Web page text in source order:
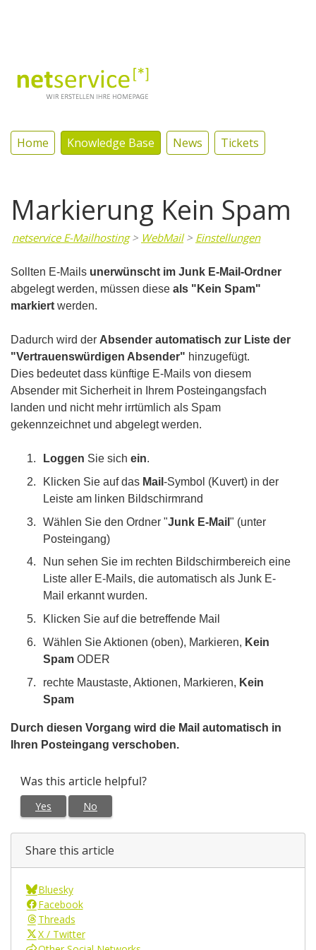
Home Knowledge Base News Tickets
Markierung Kein Spam
netservice E-Mailhosting> WebMail> Einstellungen
Sollten E-Mails unerwünscht im Junk E-Mail-Ordner
abgelegt werden, müssen diese als "Kein Spam"
markiert werden.
Dadurch wird der Absender automatisch zur Liste der
"Vertrauenswürdigen Absender" hinzugefügt.
Dies bedeutet dass künftige E-Mails von diesem
Absender mit Sicherheit in Ihrem Posteingangsfach
landen und nicht mehr irrtümlich als Spam
gekennzeichnet und abgelegt werden.
Loggen Sie sichein.
Klicken Sie auf das Mail-Symbol (Kuvert) in der
Leiste am linken Bildschirmrand
Wählen Sie den Ordner "Junk E-Mail" (unter
Posteingang)
Nun sehen Sie im rechten Bildschirmbereich eine
Liste aller E-Mails, die automatisch als Junk E-
Mail erkannt wurden.
Klicken Sie auf die betreffende Mail
Wählen Sie Aktionen (oben), Markieren, Kein
Spam ODER
rechte Maustaste, Aktionen, Markieren, Kein
Spam
Durch diesen Vorgang wird die Mail automatisch in
Ihren Posteingang verschoben.
Was this article helpful?
Yes
No
Share this article
Bluesky
Facebook
Threads
X / Twitter